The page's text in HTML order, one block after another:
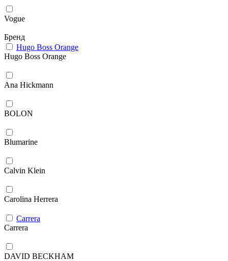
Vogue
Бренд
Hugo Boss Orange
Hugo Boss Orange
Ana Hickmann
BOLON
Blumarine
Calvin Klein
Carolina Herrera
Carrera
Carrera
DAVID BECKHAM